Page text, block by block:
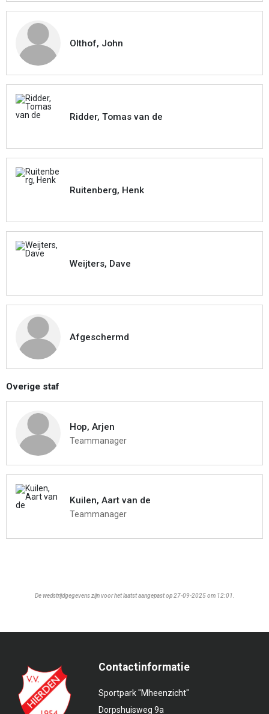
Olthof, John
Ridder, Tomas van de
Ruitenberg, Henk
Weijters, Dave
Afgeschermd
Overige staf
Hop, Arjen
Teammanager
Kuilen, Aart van de
Teammanager
De wedstrijdgegevens zijn voor het laatst aangepast op 27-09-2025 om 12:01.
Contactinformatie
Sportpark "Mheenzicht"
Dorpshuisweg 9a